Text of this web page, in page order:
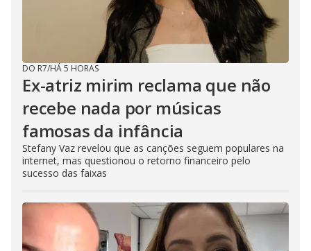
DO R7/HÁ 5 HORAS
Ex-atriz mirim reclama que não
recebe nada por músicas
famosas da infância
Stefany Vaz revelou que as canções seguem populares na
internet, mas questionou o retorno financeiro pelo
sucesso das faixas